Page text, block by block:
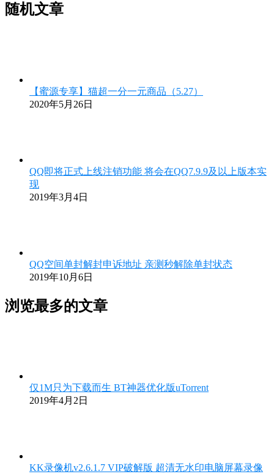
随机文章
【蜜源专享】猫超一分一元商品（5.27）
2020年5月26日
QQ即将正式上线注销功能 将会在QQ7.9.9及以上版本实
现
2019年3月4日
QQ空间单封解封申诉地址 亲测秒解除单封状态
2019年10月6日
浏览最多的文章
仅1M只为下载而生 BT神器优化版uTorrent
2019年4月2日
KK录像机v2.6.1.7 VIP破解版 超清无水印电脑屏幕录像